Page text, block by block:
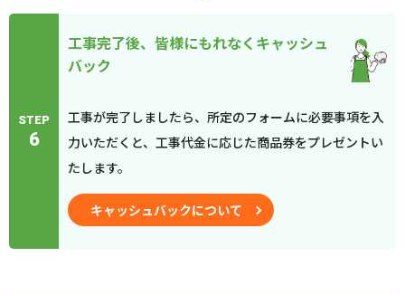
STEP
6
工事完了後、皆様にもれなくキャッシュ
バック
工事が完了しましたら、所定のフォームに必要事項を入
力いただくと、工事代金に応じた商品券をプレゼントい
たします。
キャッシュバックについて